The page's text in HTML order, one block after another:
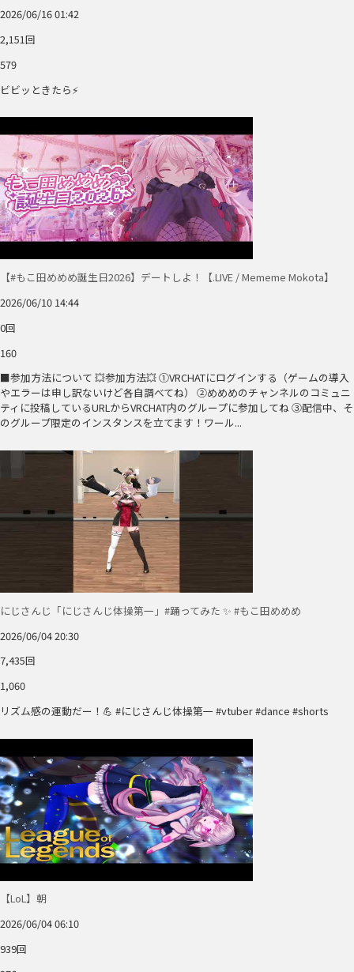
2026/06/16 01:42
2,151回
579
ビビッときたら⚡️
【#もこ田めめめ誕生日2026】デートしよ！【.LIVE / Mememe Mokota】
2026/06/10 14:44
0回
160
■参加方法について 💥参加方法💥 ①VRCHATにログインする（ゲームの導入
やエラーは申し訳ないけど各自調べてね） ②めめめのチャンネルのコミュニ
ティに投稿しているURLからVRCHAT内のグループに参加してね ③配信中、そ
のグループ限定のインスタンスを立てます！ワール...
にじさんじ「にじさんじ体操第一」#踊ってみた ✨️ #もこ田めめめ
2026/06/04 20:30
7,435回
1,060
リズム感の運動だー！💪 #にじさんじ体操第一 #vtuber #dance #shorts
【LoL】朝
2026/06/04 06:10
939回